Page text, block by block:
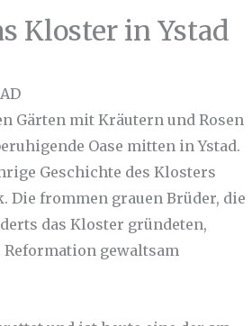
Kloster in Ystad
Gärten mit Kräutern und Rosen
Oase mitten in Ystad.
Geschichte des Klosters
Die frommen grauen Brüder, die
das Kloster gründeten,
gewaltsam